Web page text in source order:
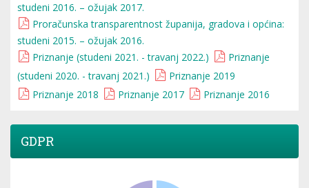
studeni 2016. – ožujak 2017.
Proračunska transparentnost županija, gradova i općina:
studeni 2015. – ožujak 2016.
Priznanje (studeni 2021. - travanj 2022.)
Priznanje
(studeni 2020. - travanj 2021.)
Priznanje 2019
Priznanje 2018
Priznanje 2017 Priznanje 2016
GDPR